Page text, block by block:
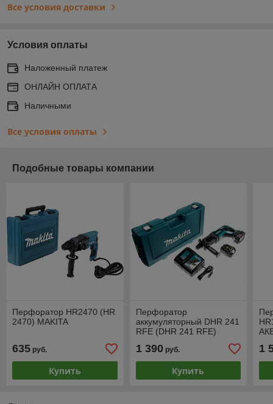
Все условия доставки
Условия оплаты
Наложенный платеж
ОНЛАЙН ОПЛАТА
Наличными
Все условия оплаты
Подобные товары компании
Перфоратор HR2470 (HR
2470) MAKITA
635 руб.
Купить
Перфоратор
аккумуляторный DHR 241
RFE (DHR 241 RFE)
1 390руб.
Купить
1